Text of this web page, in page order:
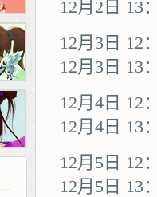
12月2日 13
12月3日 12
12月3日 13
12月4日 12
12月4日 13
12月5日 12
12月5日 13